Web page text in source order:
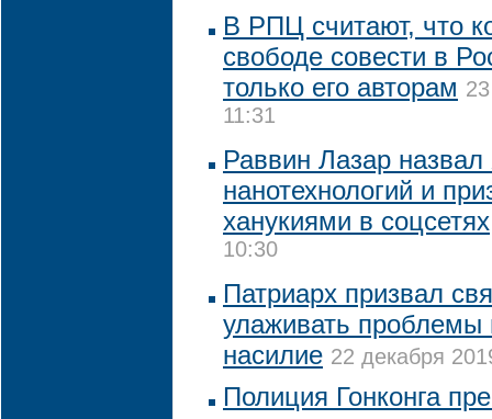
В РПЦ считают, что
свободе совести в
только его авторам
11:31
Раввин Лазар
нанотехнологий и
ханукиями в соцсетях
10:30
Патриарх призвал
улаживать проблемы
насилие 22 декабря
Полиция Гонконга